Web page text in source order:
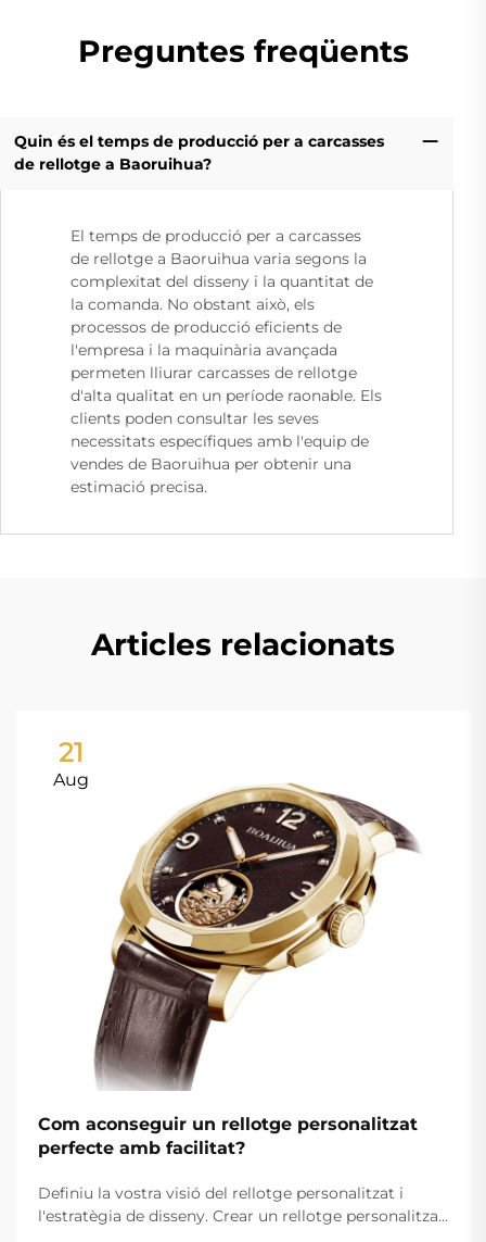
Preguntes freqüents
Quin és el temps de producció per a carcasses
de rellotge a Baoruihua?
El temps de producció per a carcasses
de rellotge a Baoruihua varia segons la
complexitat del disseny i la quantitat de
la comanda. No obstant això, els
processos de producció eficients de
l'empresa i la maquinària avançada
permeten lliurar carcasses de rellotge
d'alta qualitat en un període raonable. Els
clients poden consultar les seves
necessitats específiques amb l'equip de
vendes de Baoruihua per obtenir una
estimació precisa.
Articles relacionats
21
Aug
Com aconseguir un rellotge personalitzat
perfecte amb facilitat?
Definiu la vostra visió del rellotge personalitzat i
l'estratègia de disseny. Crear un rellotge personalitzat